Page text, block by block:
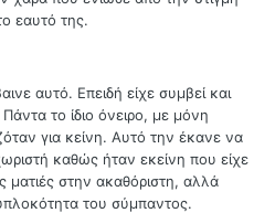
εαυτό της.
αυτό. Επειδή είχε συμβεί και
το ίδιο όνειρο, με μόνη
για κείνη. Αυτό την έκανε να
καθώς ήταν εκείνη που είχε
ματιές στην ακαθόριστη, αλλά
του σύμπαντος.